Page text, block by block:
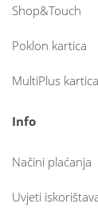
Shop&Touch
Poklon kartica
MultiPlus kartica
Info
Načini plaćanja
Uvjeti